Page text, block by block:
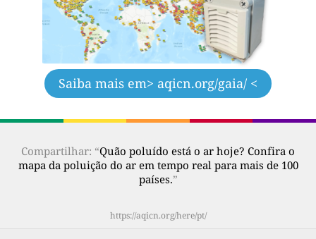
Saiba mais em> aqicn.org/gaia/ <
Compartilhar: “Quão poluído está o ar hoje? Confira o
mapa da poluição do ar em tempo real para mais de 100
países.”
https://aqicn.org/here/pt/